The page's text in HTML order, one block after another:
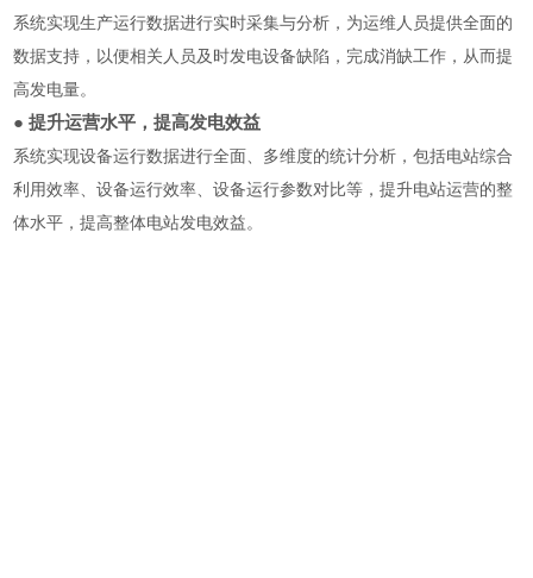
系统实现生产运行数据进行实时采集与分析，为运维人员提供全面的
数据支持，以便相关人员及时发电设备缺陷，完成消缺工作，从而提
高发电量。
● 提升运营水平，提高发电效益
系统实现设备运行数据进行全面、多维度的统计分析，包括电站综合
利用效率、设备运行效率、设备运行参数对比等，提升电站运营的整
体水平，提高整体电站发电效益。